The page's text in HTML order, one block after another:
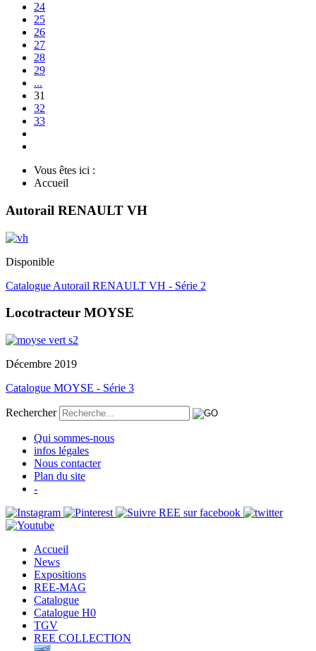
24
25
26
27
28
29
...
31
32
33
Vous êtes ici :
Accueil
Autorail RENAULT VH
Disponible
Catalogue Autorail RENAULT VH - Série 2
Locotracteur MOYSE
Décembre 2019
Catalogue MOYSE - Série 3
Rechercher
Qui sommes-nous
infos légales
Nous contacter
Plan du site
-
Accueil
News
Expositions
REE-MAG
Catalogue
Catalogue H0
TGV
REE COLLECTION